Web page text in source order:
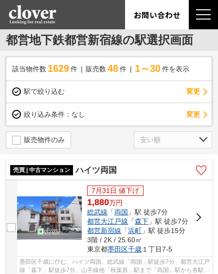
お問い合わせ
都営地下鉄都営新宿線の駅選択画面
該当物件数 1629件 販売数 48 件 1～30 件を表示
駅で絞り込む 変更
絞り込み条件： なし 変更
販売物件のみ
売買 | 中古マンション ハイツ両国
7月31日 値下げ
1,880万円
総武線 「両国 」駅 徒歩7分
都営大江戸線 「森下 」駅 徒歩7分
都営新宿線 「浜町 」駅 徒歩15分
3階 / 2K / 25.60㎡
東京都墨田区千歳 １丁目7-5
墨田区千歳に佇む、ハイツ両国。総武線「両国」駅徒歩7分、都営大江戸
線「森下」駅徒歩7分。山手線他「秋葉原」駅まで「両国」駅から各駅で